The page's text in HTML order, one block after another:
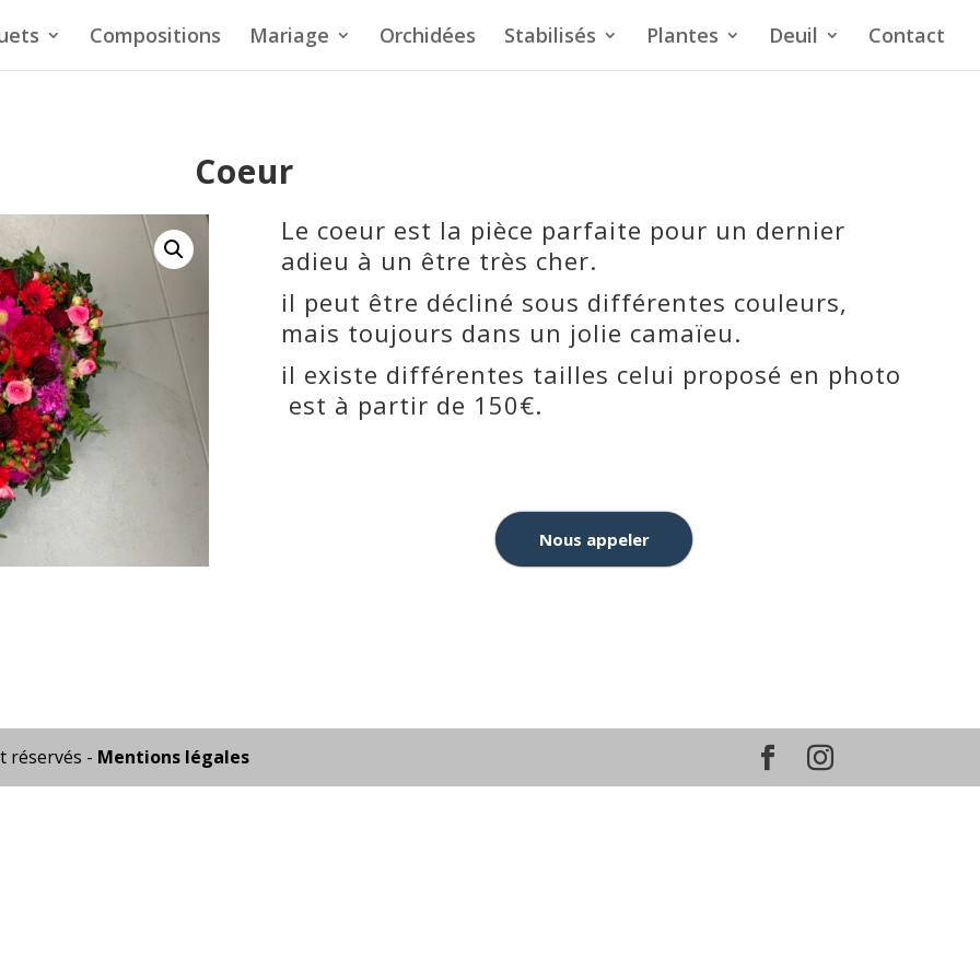
Compositions Mariage Orchidées Stabilisés Plantes Deuil Contact
Coeur
Le coeur est la pièce parfaite pour un dernier
adieu à un être très cher.
il peut être décliné sous différentes couleurs,
mais toujours dans un jolie camaïeu.
il existe différentes tailles celui proposé en photo
est à partir de 150€.
Nous appeler
réservés - Mentions légales